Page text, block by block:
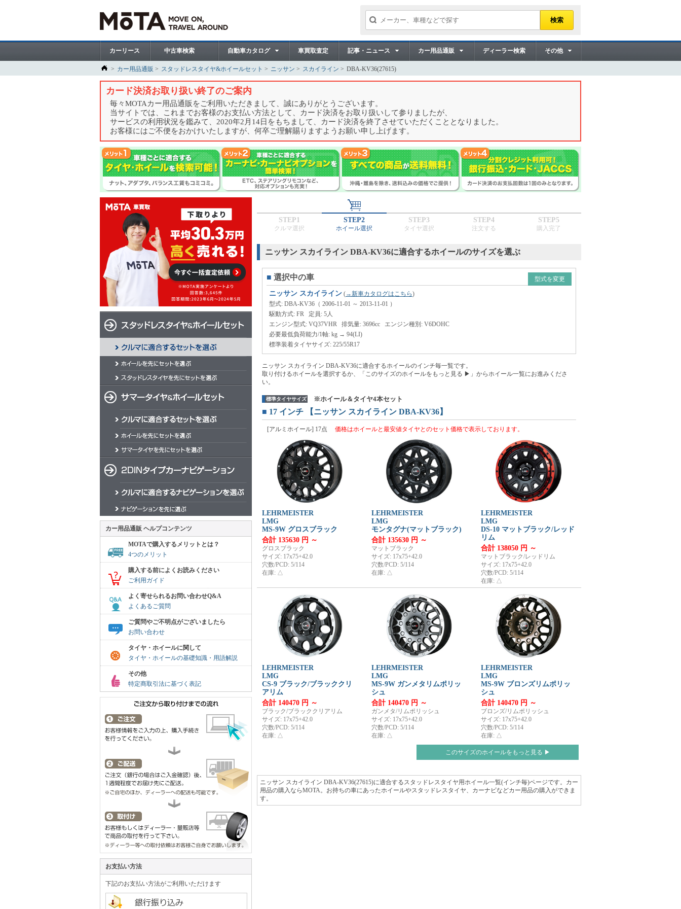
カーリース 中古車検索 自動車カタログ 車買取査定 記事・ニュース カー用品通販 ディーラー検索 その他
カー用品通販 スタッドレスタイヤ&ホイールセット ニッサン スカイライン DBA-KV36(27615)
カード決済お取り扱い終了のご案内
毎々MOTAカー用品通販をご利用いただきまして、誠にありがとうございます。
当サイトでは、これまでお客様のお支払い方法として、カード決済をお取り扱いして参りましたが、
サービスの利用状況を鑑みて、2020年2月14日をもちまして、カード決済を終了させていただくこととなりました。
お客様にはご不便をおかけいたしますが、何卒ご理解賜りますようお願い申し上げます。
カー用品通販 ヘルプコンテンツ
MOTAで購入するメリットとは？
4つのメリット
購入する前によくお読みください
ご利用ガイド
よく寄せられるお問い合わせQ&A
よくあるご質問
ご質問やご不明点がございましたら
お問い合わせ
タイヤ・ホイールに関して
タイヤ・ホイールの基礎知識・用語解説
その他
特定商取引法に基づく表記
お支払い方法
下記のお支払い方法がご利用いただけます
STEP1
クルマ選択
STEP2
ホイール選択
STEP3
タイヤ選択
STEP4
注文する
STEP5
購入完了
ニッサン スカイライン DBA-KV36に適合するホイールのサイズを選ぶ
■ 選択中の車
ニッサン スカイライン (→新車カタログはこちら)
型式: DBA-KV36（ 2006-11-01 ～ 2013-11-01 ）
型式を変更
駆動方式: FR 定員: 5人
エンジン型式: VQ37VHR 排気量: 3696cc エンジン種別: V6DOHC
必要最低負荷能力/1軸: kg → 94(LI)
標準装着タイヤサイズ: 225/55R17
ニッサン スカイライン DBA-KV36に適合するホイールのインチ毎一覧です。
取り付けるホイールを選択するか、「このサイズのホイールをもっと見る ▶」からホイール一覧にお進みくださ
い。
標準タイヤサイズ ※ホイール＆タイヤ4本セット
■ 17 インチ 【ニッサン スカイライン DBA-KV36】
[アルミホイール] 17点 価格はホイールと最安値タイヤとのセット価格で表示しております。
LEHRMEISTER
LMG
MS-9W グロスブラック
合計 135630 円 ～
グロスブラック
サイズ: 17x75+42.0
穴数/PCD: 5/114
在庫: △
LEHRMEISTER
LMG
モンタグナ(マットブラック)
合計 135630 円 ～
マットブラック
サイズ: 17x75+42.0
穴数/PCD: 5/114
在庫: △
LEHRMEISTER
LMG
DS-10 マットブラック/レッド
リム
合計 138050 円 ～
マットブラック/レッドリム
サイズ: 17x75+42.0
穴数/PCD: 5/114
在庫: △
LEHRMEISTER
LMG
CS-9 ブラック/ブラッククリ
アリム
合計 140470 円 ～
ブラック/ブラッククリアリム
サイズ: 17x75+42.0
穴数/PCD: 5/114
在庫: △
LEHRMEISTER
LMG
MS-9W ガンメタリムポリッ
シュ
合計 140470 円 ～
ガンメタ/リムポリッシュ
サイズ: 17x75+42.0
穴数/PCD: 5/114
在庫: △
LEHRMEISTER
LMG
MS-9W ブロンズリムポリッ
シュ
合計 140470 円 ～
ブロンズ/リムポリッシュ
サイズ: 17x75+42.0
穴数/PCD: 5/114
在庫: △
このサイズのホイールをもっと見る ▶
ニッサン スカイライン DBA-KV36(27615)に適合するスタッドレスタイヤ用ホイール一覧(インチ毎)ページです。カー
用品の購入ならMOTA。お持ちの車にあったホイールやスタッドレスタイヤ、カーナビなどカー用品の購入ができま
す。